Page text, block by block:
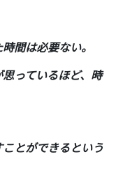
間は必要ない。
っているほど、時
とができるという